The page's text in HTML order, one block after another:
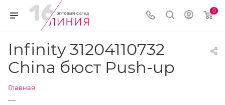
0
Infinity 31204110732
China бюст Push-up
Главная
—